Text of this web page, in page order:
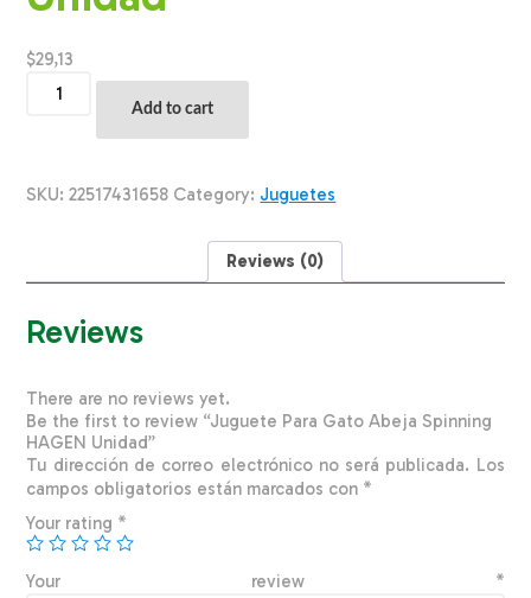
$29,13
Para
HAGEN
Add to cart
SKU:22517431658 Category: Juguetes
Reviews (0)
Reviews
There are no reviews yet.
Be the first to review “Juguete Para Gato Abeja Spinning
HAGEN Unidad”
Tu dirección de correo electrónico no será publicada. Los
campos obligatorios están marcados con *
Your rating *
Your review *